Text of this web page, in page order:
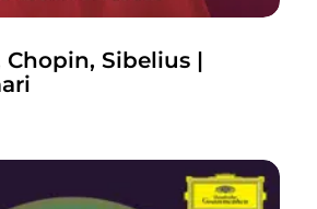
Sibelius |